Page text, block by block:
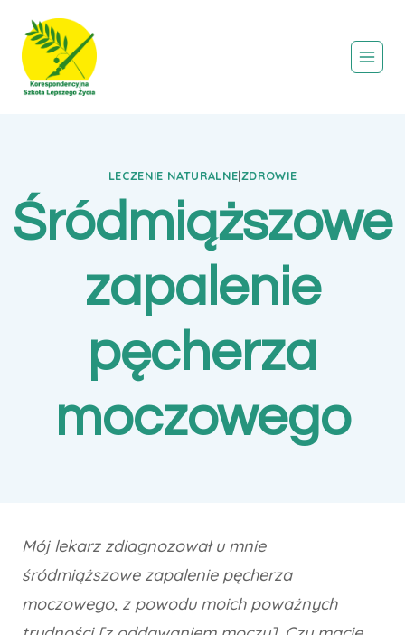
Przejdź
treści
LECZENIE NATURALNE|ZDROWIE
Śródmiąższowe
zapalenie
pęcherza
moczowego
Mój lekarz zdiagnozował u mnie
śródmiąższowe zapalenie pęcherza
moczowego, z powodu moich poważnych